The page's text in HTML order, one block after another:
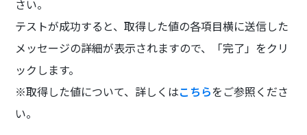
さい。
テストが成功すると、取得した値の各項目横に送信した
メッセージの詳細が表示されますので、「完了」をクリ
ックします。
※取得した値について、詳しくはこちらをご参照くださ
い。